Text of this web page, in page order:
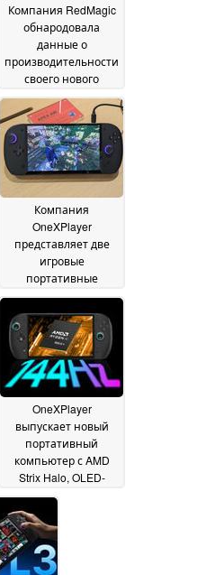
Компания RedMagic
обнародовала
данные о
производительности
своего нового
планшета с OLED-
дисплеем в играх
June 2026
Компания
OneXPlayer
представляет две
игровые
портативные
консоли с топовыми
портативными
процессорами Intel 15
June 2026
OneXPlayer
выпускает новый
портативный
компьютер с AMD
Strix Halo, OLED-
дисплеем с яркостью
жидкостным
охлаждением
2026